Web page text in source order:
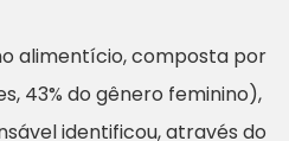
alimentício, composta por
43% do gênero feminino),
identificou, através do